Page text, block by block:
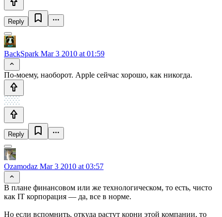
Reply
BackSpark Mar 3 2010 at 01:59
По-моему, наоборот. Apple сейчас хорошо, как никогда.
Reply
Ozamodaz Mar 3 2010 at 03:57
В плане финансовом или же технологическом, то есть, чисто
как IT корпорация — да, все в норме.
Но если вспомнить, откуда растут корни этой компании, то